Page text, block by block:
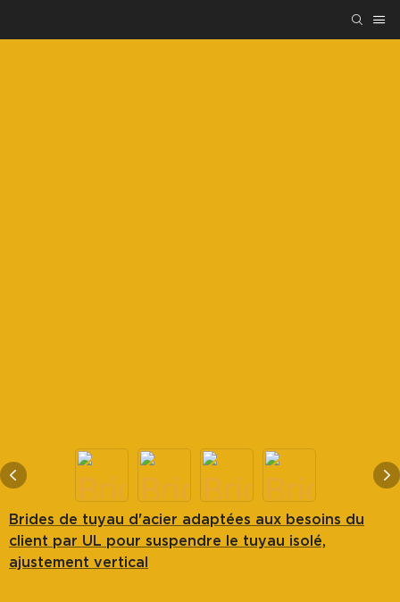
Brides de tuyau d'acier adaptées aux besoins du
client par UL pour suspendre le tuyau isolé,
ajustement vertical